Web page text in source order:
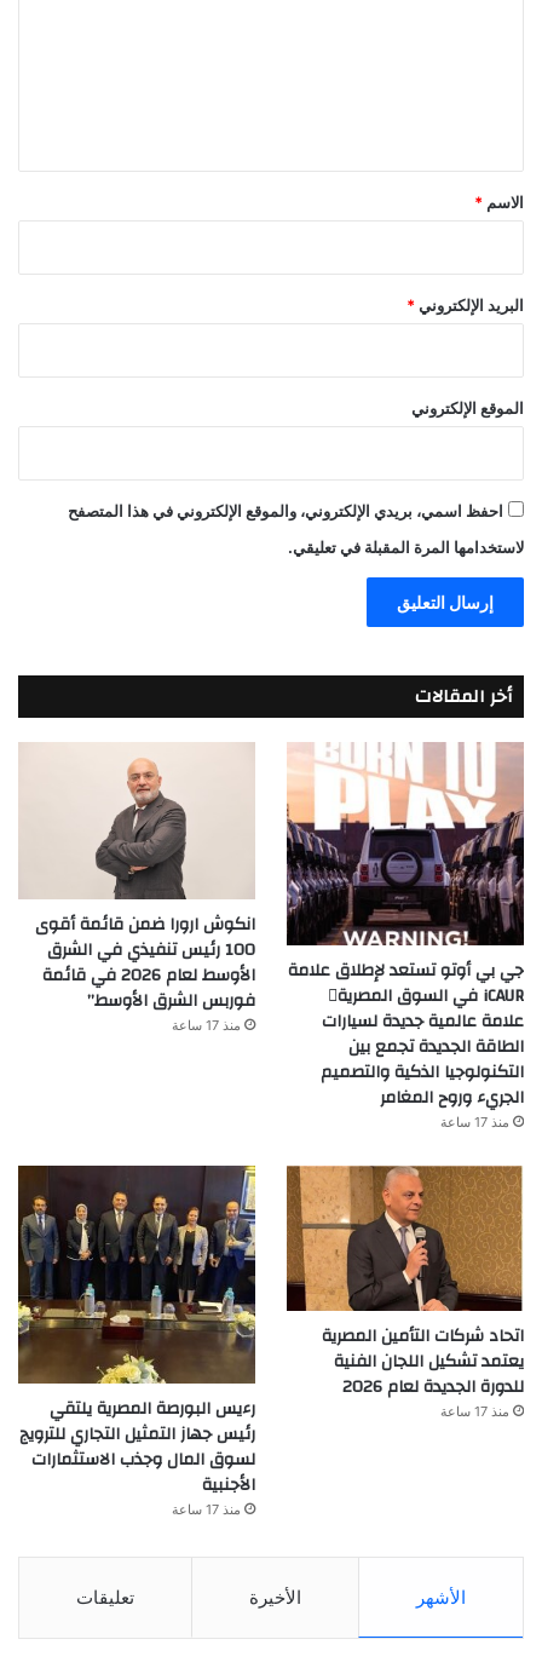
*
الاسم *
البريد الإلكتروني *
الموقع الإلكتروني
احفظ اسمي، بريدي الإلكتروني، والموقع الإلكتروني في هذا المتصفح
لاستخدامها المرة المقبلة في تعليقي.
أخر المقالات
جي بي أوتو تستعد لإطلاق علامة
iCAUR في السوق المصرية
علامة عالمية جديدة لسيارات
الطاقة الجديدة تجمع بين
التكنولوجيا الذكية والتصميم
الجريء وروح المغامر
منذ 17 ساعة
انكوش ارورا ضمن قائمة أقوى
100 رئيس تنفيذي في الشرق
الأوسط لعام 2026 في قائمة
فوربس الشرق الأوسط”
منذ 17 ساعة
اتحاد شركات التأمين المصرية
يعتمد تشكيل اللجان الفنية
للدورة الجديدة لعام 2026
منذ 17 ساعة
رءيس البورصة المصرية يلتقي
رئيس جهاز التمثيل التجاري للترويج
لسوق المال وجذب الاستثمارات
الأجنبية
منذ 17 ساعة
الأشهر الأخيرة تعليقات